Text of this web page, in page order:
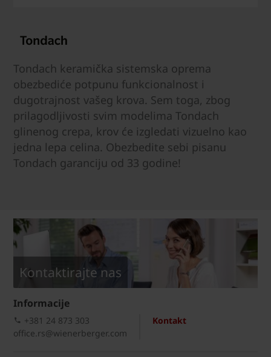
Tondach keramička sistemska oprema
obezbediće potpunu funkcionalnost i
dugotrajnost vašeg krova. Sem toga, zbog
prilagodljivosti svim modelima Tondach
glinenog crepa, krov će izgledati vizuelno kao
jedna lepa celina. Obezbedite sebi pisanu
Tondach garanciju od 33 godine!
Kontaktirajte nas
Informacije
Kontakt
+381 24 873 303
office.rs@wienerberger.com